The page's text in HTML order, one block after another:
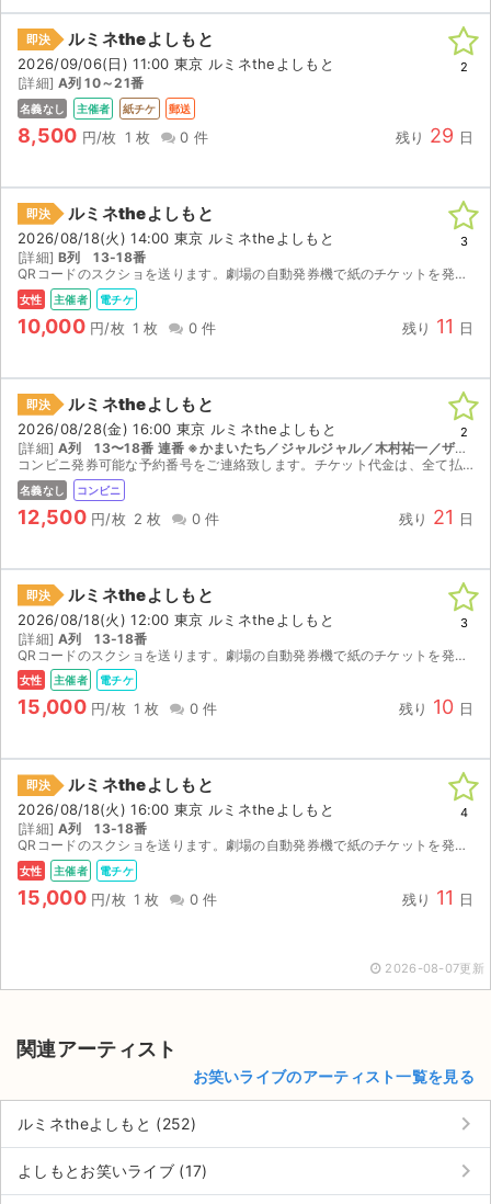
即決 ルミネtheよしもと
2026/09/06(日) 11:00 東京 ルミネtheよしもと
[詳細] A列 10～21番
名義なし 主催者 紙チケ 郵送
8,500 円/枚 1 枚 0 件 残り 29 日
2
即決 ルミネtheよしもと
2026/08/18(火) 14:00 東京 ルミネtheよしもと
[詳細] B列 13-18番
QRコードのスクショを送ります。劇場の自動発券機で紙のチケットを発券して入場してください。 公演中止以外のキャンセル不可。
女性 主催者 電チケ
10,000 円/枚 1 枚 0 件 残り 11 日
3
即決 ルミネtheよしもと
2026/08/28(金) 16:00 東京 ルミネtheよしもと
[詳細] A列 13〜18番 連番 ※かまいたち／ジャルジャル／木村祐一／ザ・パンチ／もう中学生／サルゴリラ／インポッシブル／ヘンダーソン／ビスケットブラザーズ (予定)
コンビニ発券可能な予約番号をご連絡致します。チケット代金は、全て払い込み済みですので、追加負担はありません。。公演中止の際は、手数料等を差し引いた額をご返金致します。
名義なし コンビニ
12,500 円/枚 2 枚 0 件 残り 21 日
2
即決 ルミネtheよしもと
2026/08/18(火) 12:00 東京 ルミネtheよしもと
[詳細] A列 13-18番
QRコードのスクショを送ります。劇場の自動発券機で紙のチケットを発券して入場してください。 公演中止以外のキャンセル不可。
女性 主催者 電チケ
15,000 円/枚 1 枚 0 件 残り 10 日
3
即決 ルミネtheよしもと
2026/08/18(火) 16:00 東京 ルミネtheよしもと
[詳細] A列 13-18番
QRコードのスクショを送ります。劇場の自動発券機で紙のチケットを発券して入場してください。 公演中止以外のキャンセル不可。
女性 主催者 電チケ
15,000 円/枚 1 枚 0 件 残り 11 日
4
2026-08-07更新
関連アーティスト
お笑いライブのアーティスト一覧を見る
ルミネtheよしもと (252) keyboard_arrow_right
よしもとお笑いライブ (17) keyboard_arrow_right